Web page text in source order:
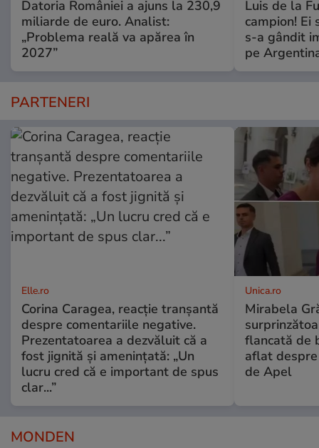
Datoria României a ajuns la 230,9
miliarde de euro. Analist:
„Problema reală va apărea în
2027”
Luis de la
campion! Ei
s-a gândit
pe
PARTENERI
Elle.ro
Corina Caragea, reacție tranșantă
despre comentariile negative.
Prezentatoarea a dezvăluit că a
fost jignită și amenințată: „Un
lucru cred că e important de spus
clar...”
Unica.ro
Mirabela
flancată de
aflat
de Apel
MONDEN